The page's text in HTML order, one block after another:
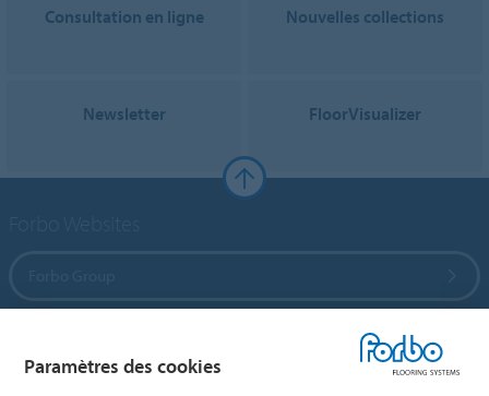
Consultation en ligne Nouvelles collections
Newsletter FloorVisualizer
Paramètres des cookies